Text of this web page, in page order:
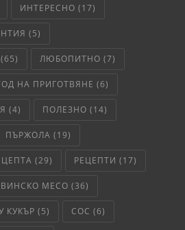
ИНТЕРЕСНО (17)
(5)
(65) ЛЮБОПИТНО (7)
НА ПРИГОТВЯНЕ (6)
(4) ПОЛЕЗНО (14)
ПЪРЖОЛА (19)
(29) РЕЦЕПТИ (17)
МЕСО (36)
КУКЪР (5) СОС (6)